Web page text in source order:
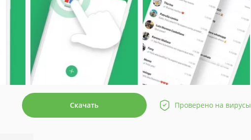
Скачать Проверено на вирусы